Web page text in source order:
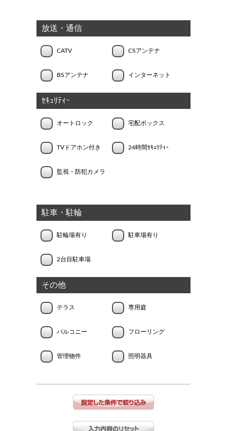
放送・通信
CATV CSアンテナ
BSアンテナ インターネット
ｾｷｭﾘﾃｨｰ
オートロック 宅配ボックス
TVドアホン付き 24時間ｾｷｭﾘﾃｨｰ
監視・防犯カメラ
駐車・駐輪
駐輪場有り 駐車場有り
2台目駐車場
その他
テラス 専用庭
バルコニー フローリング
管理物件 照明器具